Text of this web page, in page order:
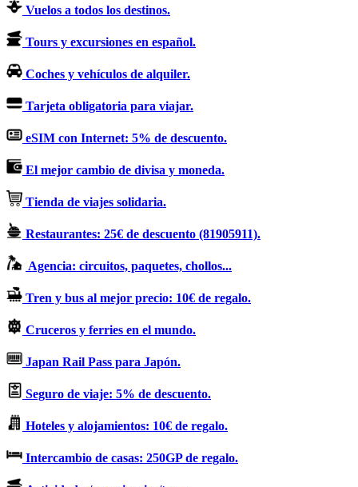
Vuelos a todos los destinos.
Tours y excursiones en español.
Coches y vehículos de alquiler.
Tarjeta obligatoria para viajar.
eSIM con Internet: 5% de descuento.
El mejor cambio de divisa y moneda.
Tienda de viajes solidaria.
Restaurantes: 25€ de descuento (81905911).
Agencia: circuitos, paquetes, chollos...
Tren y bus al mejor precio: 10€ de regalo.
Cruceros y ferries en el mundo.
Japan Rail Pass para Japón.
Seguro de viaje: 5% de descuento.
Hoteles y alojamientos: 10€ de regalo.
Intercambio de casas: 250GP de regalo.